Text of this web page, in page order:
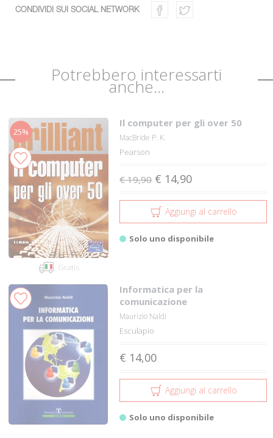
CONDIVIDI SUI SOCIAL NETWORK
Potrebbero interessarti
anche...
25%
Gratis
Il computer per gli over 50
MacBride P. K.
Pearson
€ 19,90 € 14,90
Aggiungi al carrello
Solo uno disponibile
Informatica per la
comunicazione
Maurizio Naldi
Esculapio
€ 14,00
Aggiungi al carrello
Solo uno disponibile